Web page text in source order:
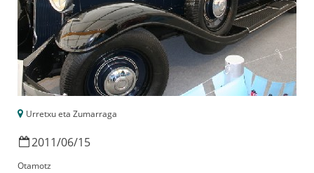
Urretxu eta Zumarraga
2011/06/15
Otamotz